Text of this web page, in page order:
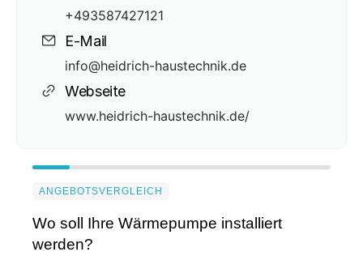
+493587427121
E-Mail
info@heidrich-haustechnik.de
Webseite
www.heidrich-haustechnik.de/
ANGEBOTSVERGLEICH
Wo soll Ihre Wärmepumpe installiert
werden?